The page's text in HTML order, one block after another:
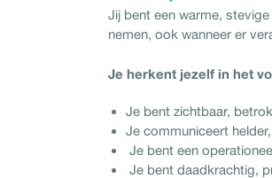
Jij bent een warme,
nemen, ook wanneer er
Je herkent jezelf in het
Je bent zichtbaar,
Je communiceert
Je bent een
Je bent daadkrachtig,